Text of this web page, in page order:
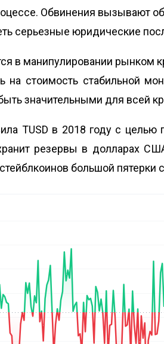
Обвинения вызывают
серьезные юридические
в манипулировании рынком
на стоимость стабильной
значительными для всей
TUSD в 2018 году с
резервы в долларах
большой пятерки